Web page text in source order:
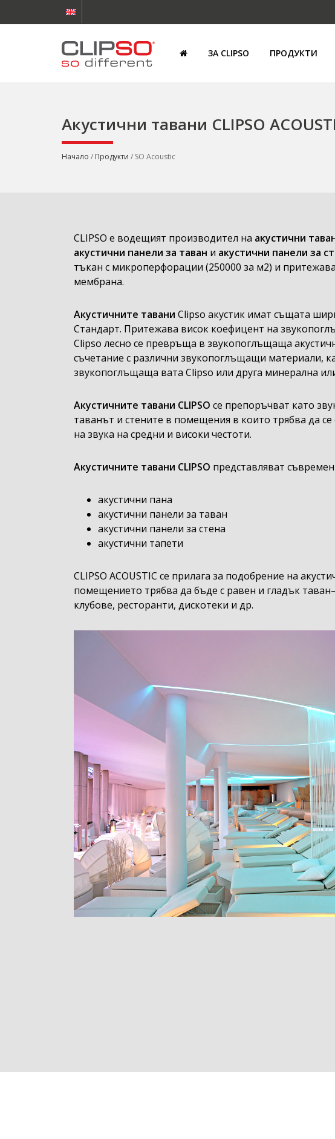
ЗА CLIPSO ПРОДУКТИ
Акустични тавани CLIPSO
Начало / Продукти / SO Acoustic
CLIPSO е водещият производител на акустични
акустични панели за таван и акустични панели за
тъкан с микроперфорации (250000 за м2) и
мембрана.
Акустичните тавани Clipso акустик имат същата
Стандарт. Притежава висок коефицент на
Clipso лесно се превръща в звукопоглъщаща
съчетание с различни звукопоглъщащи материали,
звукопоглъщаща вата Clipso или друга минерална
Акустичните тавани CLIPSO се препоръчват като
таванът и стените в помещения в които трябва да
на звука на средни и високи честоти.
Акустичните тавани CLIPSO представляват
акустични пана
акустични панели за таван
акустични панели за стена
акустични тапети
CLIPSO ACOUSTIC се прилага за подобрение на
помещението трябва да бъде с равен и гладък
клубове, ресторанти, дискотеки и др.